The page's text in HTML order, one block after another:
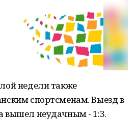
недели также
спортсменам. Выезд в
вышел неудачным - 1:3.